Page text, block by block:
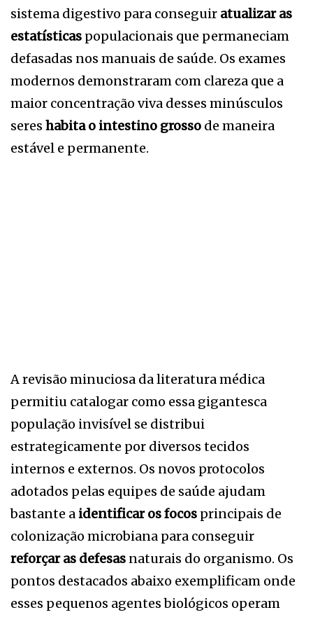
sistema digestivo para conseguir atualizar as
estatísticas populacionais que permaneciam
defasadas nos manuais de saúde. Os exames
modernos demonstraram com clareza que a
maior concentração viva desses minúsculos
seres habita o intestino grosso de maneira
estável e permanente.
A revisão minuciosa da literatura médica
permitiu catalogar como essa gigantesca
população invisível se distribui
estrategicamente por diversos tecidos
internos e externos. Os novos protocolos
adotados pelas equipes de saúde ajudam
bastante aidentificar os focos principais de
colonização microbiana para conseguir
reforçar as defesas naturais do organismo. Os
pontos destacados abaixo exemplificam onde
esses pequenos agentes biológicos operam